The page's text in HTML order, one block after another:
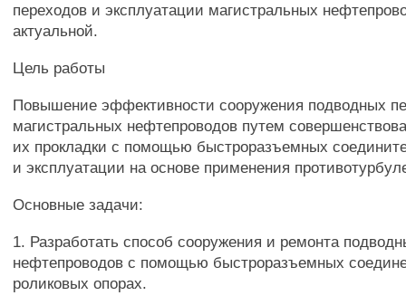
переходов и эксплуатации магистральных
актуальной.
Цель работы
Повышение эффективности сооружения подводных
магистральных нефтепроводов путем
их прокладки с помощью быстроразъемных
и эксплуатации на основе применения
Основные задачи:
1. Разработать способ сооружения и ремонта
нефтепроводов с помощью быстроразъемных
роликовых опорах.